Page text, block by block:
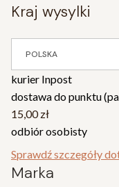
kraj wysylki
POLSKA
kurier Inpost
dostawa do punktu
15,00 zł
odbiór osobisty
Sprawdź szczegóły
Marka